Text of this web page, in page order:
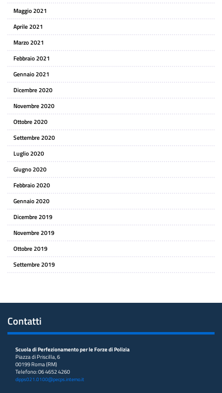
Maggio 2021
Aprile 2021
Marzo 2021
Febbraio 2021
Gennaio 2021
Dicembre 2020
Novembre 2020
Ottobre 2020
Settembre 2020
Luglio 2020
Giugno 2020
Febbraio 2020
Gennaio 2020
Dicembre 2019
Novembre 2019
Ottobre 2019
Settembre 2019
Contatti
Scuola di Perfezionamento per le Forze di Polizia
Piazza di Priscilla, 6
00199 Roma (RM)
Telefono: 06 4652 4260
dipps021.0100@pecps.interno.it